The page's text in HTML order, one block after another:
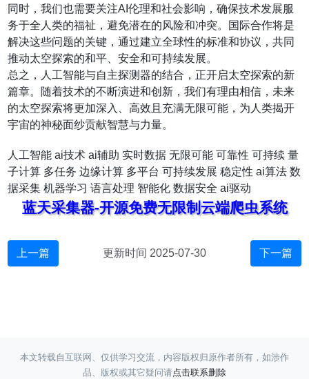
同时，我们也需要关注AI伦理和社会影响，确保技术发展服
务于全人类的福祉，避免潜在的风险和冲突。国际合作将是
解决这些问题的关键，通过建立全球性的标准和协议，共同
推动太空探索的和平、安全和可持续发展。
总之，人工智能与自主探测器的结合，正开启太空探索的新
篇章。随着技术的不断演进和创新，我们有理由相信，未来
的太空探索将更加深入、高效且充满无限可能，为人类揭开
宇宙的神秘面纱贡献智慧与力量。
人工智能 ai技术 ai辅助 实时数据 无限可能 可靠性 可持续 量
子计算 多任务 边缘计算 多平台 可持续发展 稳定性 ai算法 数
据采集 机器学习 语言处理 智能化 数据安全 ai驱动
蓝天采集器-开源免费无限制云端爬虫系统
上一篇 更新时间 2025-07-30 下一篇
本文转载自互联网、仅供学习交流，内容版权归原作者所有，如涉作
品、版权或其它疑问请点击联系删除